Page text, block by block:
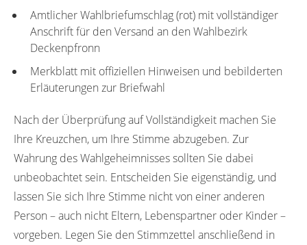
Amtlicher Wahlbriefumschlag (rot) mit vollständiger
Anschrift für den Versand an den Wahlbezirk
Deckenpfronn
Merkblatt mit offiziellen Hinweisen und bebilderten
Erläuterungen zur Briefwahl
Nach der Überprüfung auf Vollständigkeit machen Sie
Ihre Kreuzchen, um Ihre Stimme abzugeben. Zur
Wahrung des Wahlgeheimnisses sollten Sie dabei
unbeobachtet sein. Entscheiden Sie eigenständig, und
lassen Sie sich Ihre Stimme nicht von einer anderen
Person – auch nicht Eltern, Lebenspartner oder Kinder –
vorgeben. Legen Sie den Stimmzettel anschließend in